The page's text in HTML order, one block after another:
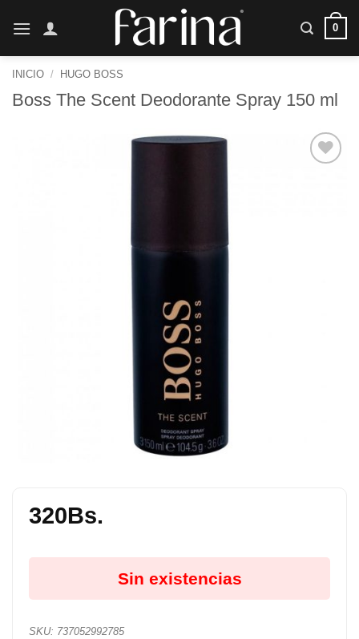
0
INICIO / HUGO BOSS
Boss The Scent Deodorante Spray 150 ml
320Bs.
Sin existencias
SKU: 737052992785